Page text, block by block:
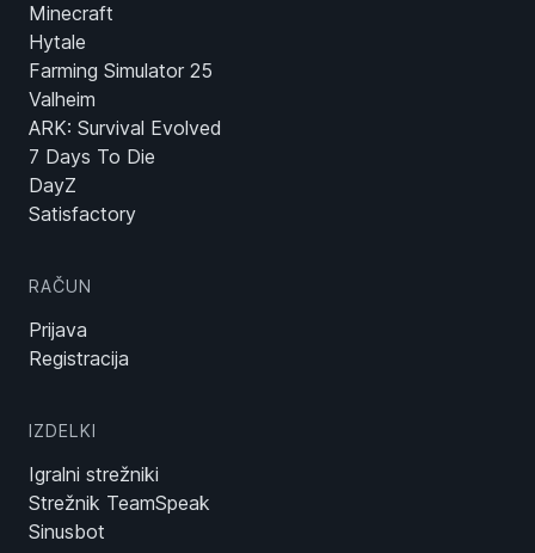
Minecraft
Hytale
Farming Simulator 25
Valheim
ARK: Survival Evolved
7 Days To Die
DayZ
Satisfactory
RAČUN
Prijava
Registracija
IZDELKI
Igralni strežniki
Strežnik TeamSpeak
Sinusbot